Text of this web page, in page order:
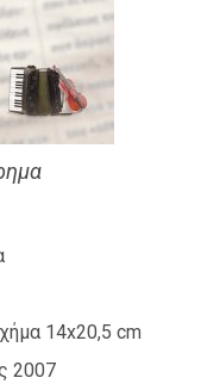
14x20,5 cm
2007